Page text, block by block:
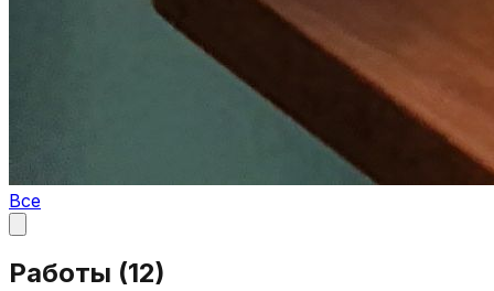
Все
Работы (12)